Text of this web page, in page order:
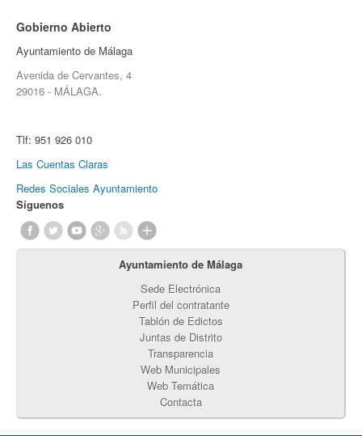
Gobierno Abierto
Ayuntamiento de Málaga
Avenida de Cervantes, 4
29016 - MÁLAGA.
Tlf: 951 926 010
Las Cuentas Claras
Redes Sociales Ayuntamiento
Síguenos
Ayuntamiento de Málaga
Sede Electrónica
Perfil del contratante
Tablón de Edictos
Juntas de Distrito
Transparencia
Web Municipales
Web Temática
Contacta